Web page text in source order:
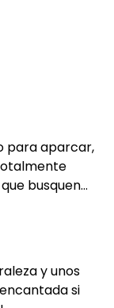
para aparcar,
busquen
y unos
si